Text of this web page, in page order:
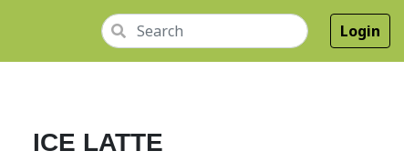
Login
ICE LATTE